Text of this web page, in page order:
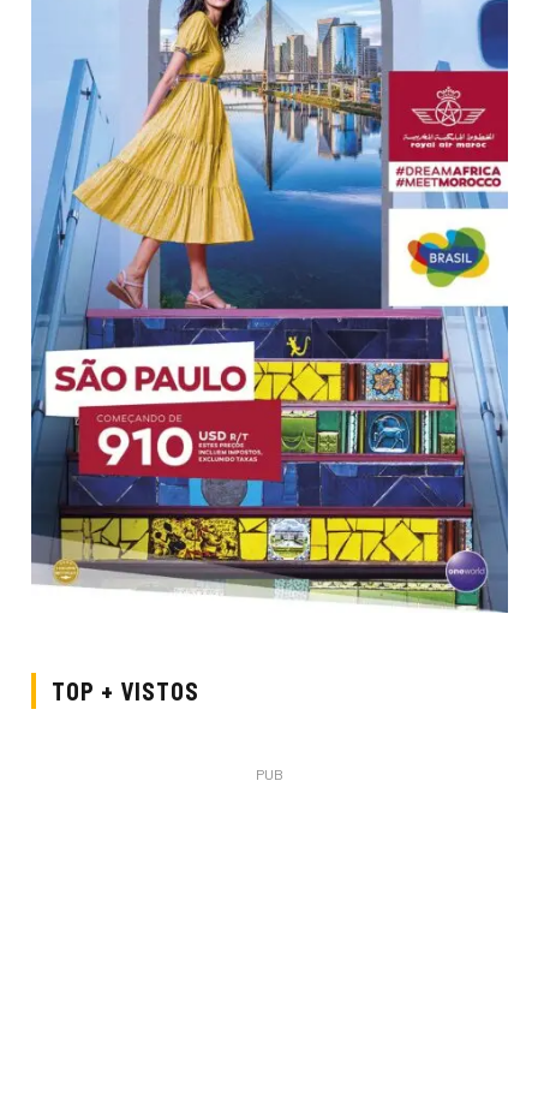
TOP + VISTOS
PUB